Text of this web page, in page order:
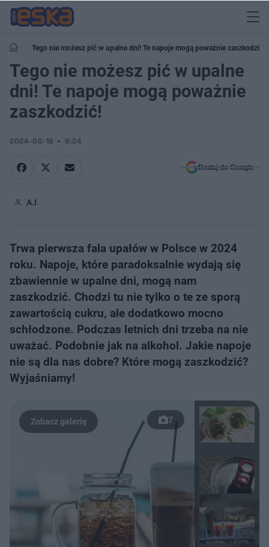
Tego nie możesz pić w upalne dni! Te napoje mogą poważnie zaszkodzić!
Tego nie możesz pić w upalne
dni! Te napoje mogą poważnie
zaszkodzić!
2024-06-19 9:24
Dodaj do Google
A.I
Trwa pierwsza fala upałów w Polsce w 2024
roku. Napoje, które paradoksalnie wydają się
zbawiennie w upalne dni, mogą nam
zaszkodzić. Chodzi tu nie tylko o te ze sporą
zawartością cukru, ale dodatkowo mocno
schłodzone. Podczas letnich dni trzeba na nie
uważać. Podobnie jak na alkohol. Jakie napoje
nie są dla nas dobre? Które mogą zaszkodzić?
Wyjaśniamy!
7